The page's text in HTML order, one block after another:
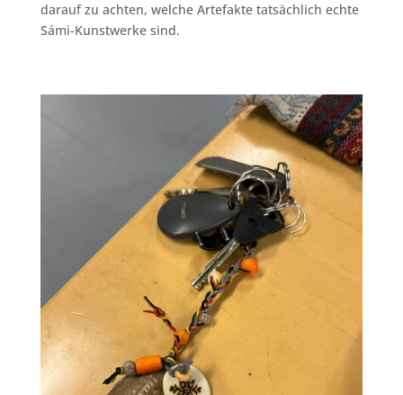
darauf zu achten, welche Artefakte tatsächlich echte
Sámi-Kunstwerke sind.